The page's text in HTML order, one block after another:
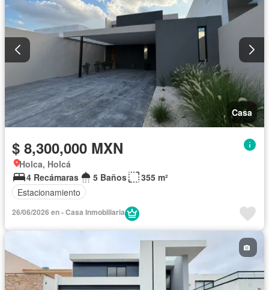
Casa
$ 8,300,000 MXN
Holca, Holcá
4 Recámaras
5 Baños
355 m²
Estacionamiento
26/06/2026 en - Casa Inmobiliaria